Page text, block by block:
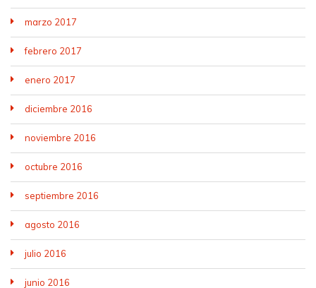
marzo 2017
febrero 2017
enero 2017
diciembre 2016
noviembre 2016
octubre 2016
septiembre 2016
agosto 2016
julio 2016
junio 2016